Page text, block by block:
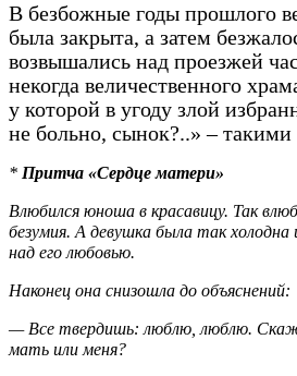
В безбожные годы прошлого
была закрыта, а затем
возвышались над проезжей
некогда величественного
у которой в угоду злой
не больно, сынок?..» –
* Притча «Сердце матери»
Влюбился юноша в красавицу. Так
безумия. А девушка была так
над его любовью.
Наконец она снизошла до объяснений:
— Все твердишь: люблю, люблю.
мать или меня?